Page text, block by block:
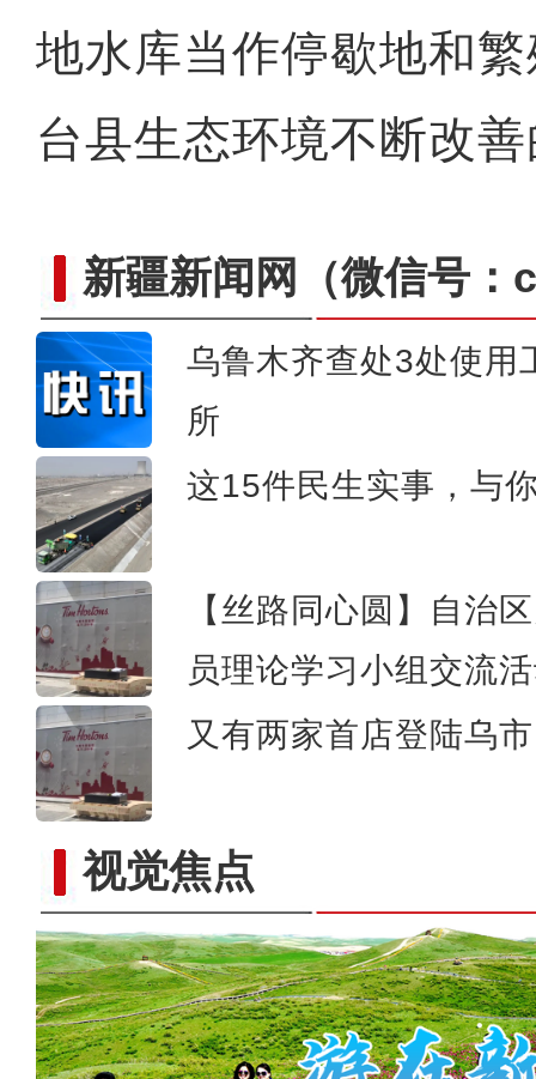
地水库当作停歇地和
台县生态环境不断改
新疆新闻网 （微信号
乌鲁木齐查处3处使用
所
这15件民生实事，与
【丝路同心圆】自治
员理论学习小组交流
又有两家首店登陆乌
视觉焦点《游在新疆、吃住在兵团》